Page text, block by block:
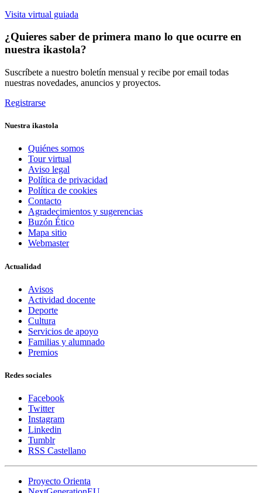
Visita virtual guiada
¿Quieres saber de primera mano lo que ocurre en
nuestra ikastola?
Suscríbete a nuestro boletín mensual y recibe por email todas
nuestras novedades, anuncios y proyectos.
Registrarse
Nuestra ikastola
Quiénes somos
Tour virtual
Aviso legal
Política de privacidad
Política de cookies
Contacto
Agradecimientos y sugerencias
Buzón Ético
Mapa sitio
Webmaster
Actualidad
Avisos
Actividad docente
Deporte
Cultura
Servicios de apoyo
Familias y alumnado
Premios
Redes sociales
Facebook
Twitter
Instagram
Linkedin
Tumblr
RSS Castellano
Proyecto Orienta